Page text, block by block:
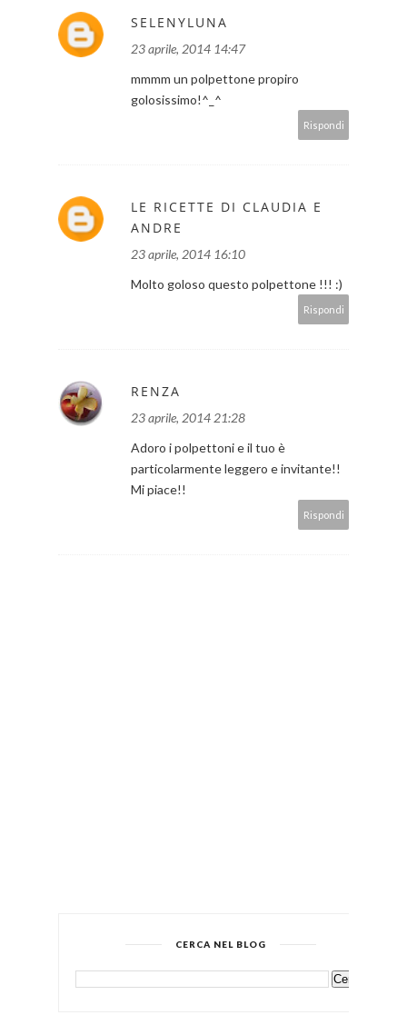
SELENYLUNA
23 aprile, 2014 14:47
mmmm un polpettone propiro
golosissimo!^_^
Rispondi
LE RICETTE DI CLAUDIA E
ANDRE
23 aprile, 2014 16:10
Molto goloso questo polpettone !!! :)
Rispondi
RENZA
23 aprile, 2014 21:28
Adoro i polpettoni e il tuo è
particolarmente leggero e invitante!!
Mi piace!!
Rispondi
CERCA NEL BLOG